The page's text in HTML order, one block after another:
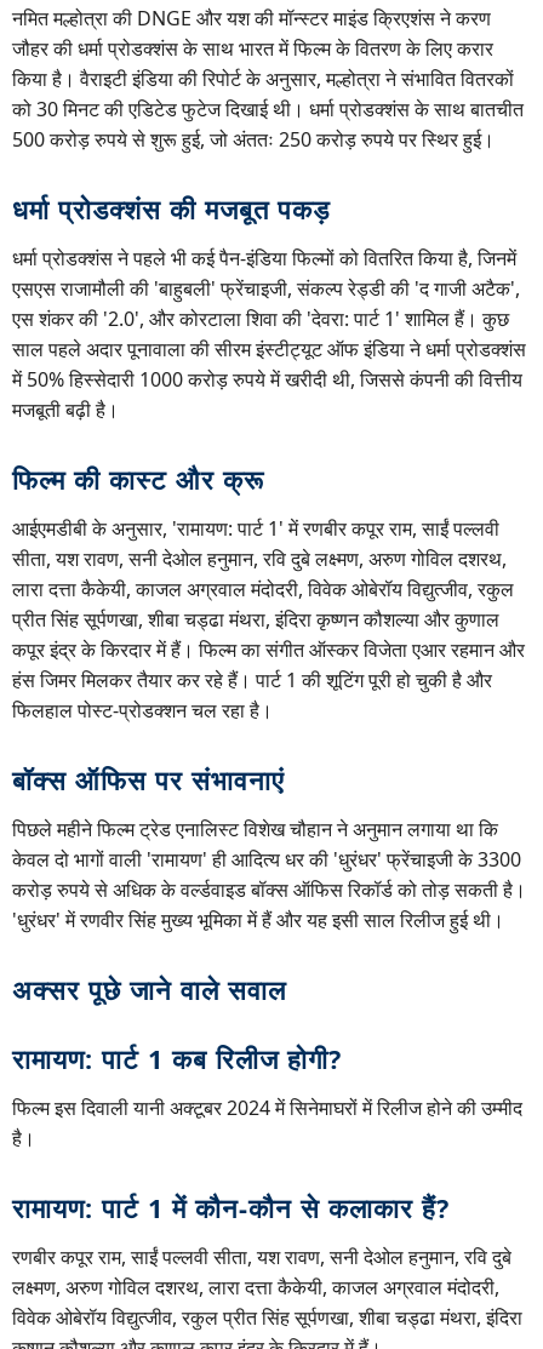
नमित मल्होत्रा की DNGE और यश की मॉन्स्टर माइंड क्रिएशंस ने करण
जौहर की धर्मा प्रोडक्शंस के साथ भारत में फिल्म के वितरण के लिए करार
किया है। वैराइटी इंडिया की रिपोर्ट के अनुसार, मल्होत्रा ने संभावित वितरकों
को 30 मिनट की एडिटेड फुटेज दिखाई थी। धर्मा प्रोडक्शंस के साथ बातचीत
500 करोड़ रुपये से शुरू हुई, जो अंततः 250 करोड़ रुपये पर स्थिर हुई।
धर्मा प्रोडक्शंस की मजबूत पकड़
धर्मा प्रोडक्शंस ने पहले भी कई पैन-इंडिया फिल्मों को वितरित किया है, जिनमें
एसएस राजामौली की 'बाहुबली' फ्रेंचाइजी, संकल्प रेड्डी की 'द गाजी अटैक',
एस शंकर की '2.0', और कोरटाला शिवा की 'देवरा: पार्ट 1' शामिल हैं। कुछ
साल पहले अदार पूनावाला की सीरम इंस्टीट्यूट ऑफ इंडिया ने धर्मा प्रोडक्शंस
में 50% हिस्सेदारी 1000 करोड़ रुपये में खरीदी थी, जिससे कंपनी की वित्तीय
मजबूती बढ़ी है।
फिल्म की कास्ट और क्रू
आईएमडीबी के अनुसार, 'रामायण: पार्ट 1' में रणबीर कपूर राम, साईं पल्लवी
सीता, यश रावण, सनी देओल हनुमान, रवि दुबे लक्ष्मण, अरुण गोविल दशरथ,
लारा दत्ता कैकेयी, काजल अग्रवाल मंदोदरी, विवेक ओबेरॉय विद्युत्जीव, रकुल
प्रीत सिंह सूर्पणखा, शीबा चड्ढा मंथरा, इंदिरा कृष्णन कौशल्या और कुणाल
कपूर इंद्र के किरदार में हैं। फिल्म का संगीत ऑस्कर विजेता एआर रहमान और
हंस जिमर मिलकर तैयार कर रहे हैं। पार्ट 1 की शूटिंग पूरी हो चुकी है और
फिलहाल पोस्ट-प्रोडक्शन चल रहा है।
बॉक्स ऑफिस पर संभावनाएं
पिछले महीने फिल्म ट्रेड एनालिस्ट विशेख चौहान ने अनुमान लगाया था कि
केवल दो भागों वाली 'रामायण' ही आदित्य धर की 'धुरंधर' फ्रेंचाइजी के 3300
करोड़ रुपये से अधिक के वर्ल्डवाइड बॉक्स ऑफिस रिकॉर्ड को तोड़ सकती है।
'धुरंधर' में रणवीर सिंह मुख्य भूमिका में हैं और यह इसी साल रिलीज हुई थी।
अक्सर पूछे जाने वाले सवाल
रामायण: पार्ट 1 कब रिलीज होगी?
फिल्म इस दिवाली यानी अक्टूबर 2024 में सिनेमाघरों में रिलीज होने की उम्मीद
है।
रामायण: पार्ट 1 में कौन-कौन से कलाकार हैं?
रणबीर कपूर राम, साईं पल्लवी सीता, यश रावण, सनी देओल हनुमान, रवि दुबे
लक्ष्मण, अरुण गोविल दशरथ, लारा दत्ता कैकेयी, काजल अग्रवाल मंदोदरी,
विवेक ओबेरॉय विद्युत्जीव, रकुल प्रीत सिंह सूर्पणखा, शीबा चड्ढा मंथरा, इंदिरा